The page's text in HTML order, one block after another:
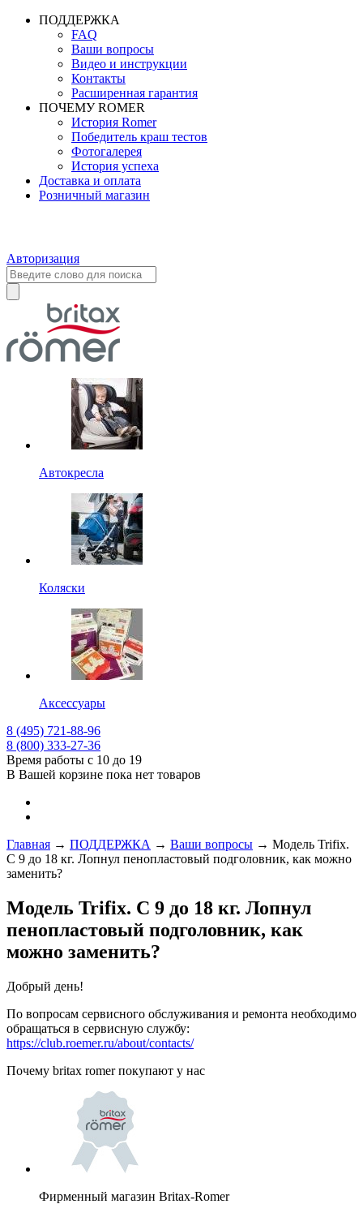
ПОДДЕРЖКА
FAQ
Ваши вопросы
Видео и инструкции
Контакты
Расширенная гарантия
ПОЧЕМУ ROMER
История Romer
Победитель краш тестов
Фотогалерея
История успеха
Доставка и оплата
Розничный магазин
Авторизация
Автокресла
Коляски
Аксессуары
8 (495) 721-88-96
8 (800) 333-27-36
Время работы с 10 до 19
В Вашей корзине пока нет товаров
Главная → ПОДДЕРЖКА → Ваши вопросы → Модель Trifiх.
С 9 до 18 кг. Лопнул пенопластовый подголовник, как можно
заменить?
Модель Trifiх. С 9 до 18 кг. Лопнул
пенопластовый подголовник, как
можно заменить?
Добрый день!
По вопросам сервисного обслуживания и ремонта необходимо
обращаться в сервисную службу:
https://club.roemer.ru/about/contacts/
Почему britax romer покупают у нас
Фирменный магазин Britax-Romer